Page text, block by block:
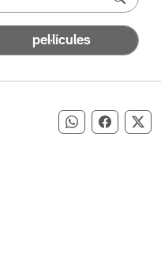
pel·lícules
Compartir